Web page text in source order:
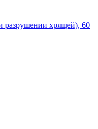
разрушении хрящей), 60